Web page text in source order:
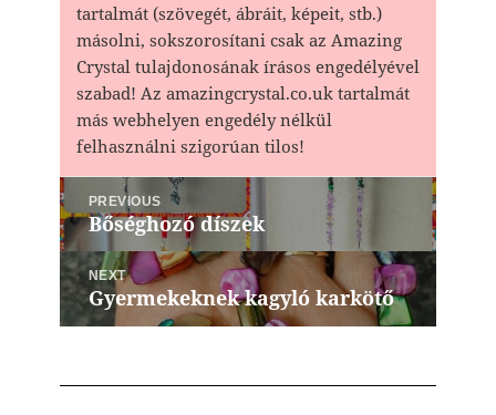
tartalmát (szövegét, ábráit, képeit, stb.)
másolni, sokszorosítani csak az Amazing
Crystal tulajdonosának írásos engedélyével
szabad! Az amazingcrystal.co.uk tartalmát
más webhelyen engedély nélkül
felhasználni szigorúan tilos!
Bejegyzés
navigáció
PREVIOUS
Previous
post:
Bőséghozó díszek
NEXT
Next
post:
Gyermekeknek kagyló karkötő